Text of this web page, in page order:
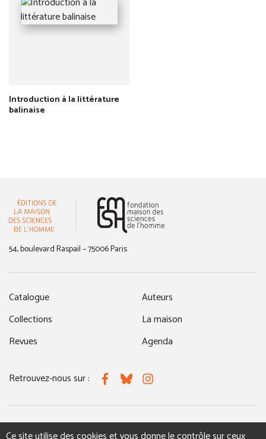
Introduction à la littérature
balinaise
54, boulevard Raspail – 75006 Paris
Catalogue
Collections
Revues
Auteurs
La maison
Agenda
Retrouvez-nous sur : FacebookBlueskyInstagram